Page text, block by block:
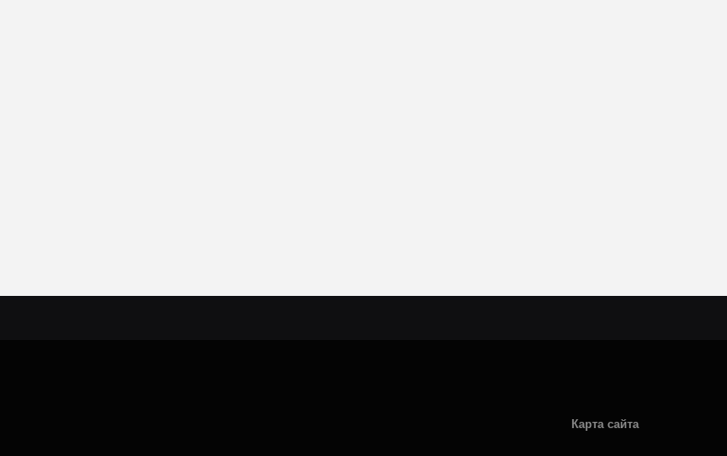
Карта сайта